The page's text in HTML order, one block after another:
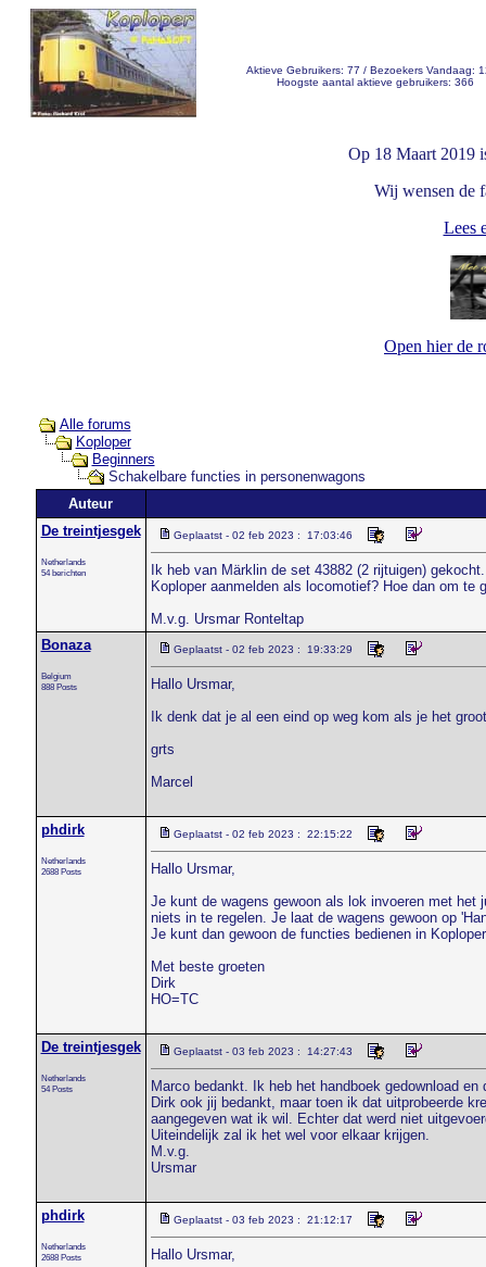
Aktieve Gebruikers: 77 / Bezoekers Vandaag:
Hoogste aantal aktieve gebruikers: 366
Op 18 Maart 2019
Wij wensen de
Lees
Open hier de
Alle forums
Koploper
Beginners
Schakelbare functies in personenwagons
Auteur
De treintjesgek
Netherlands
54 berichten
Geplaatst - 02 feb 2023 : 17:03:46
Ik heb van Märklin de set 43882 (2 rijtuigen)
Koploper aanmelden als locomotief? Hoe dan om te
M.v.g. Ursmar Ronteltap
Bonaza
Belgium
888 Posts
Geplaatst - 02 feb 2023 : 19:33:29
Hallo Ursmar,
Ik denk dat je al een eind op weg kom als je het
grts
Marcel
phdirk
Netherlands
2688 Posts
Geplaatst - 02 feb 2023 : 22:15:22
Hallo Ursmar,
Je kunt de wagens gewoon als lok invoeren met het
niets in te regelen. Je laat de wagens gewoon op
Je kunt dan gewoon de functies bedienen in
Met beste groeten
Dirk
HO=TC
De treintjesgek
Netherlands
54 Posts
Geplaatst - 03 feb 2023 : 14:27:43
Marco bedankt. Ik heb het handboek gedownload en
Dirk ook jij bedankt, maar toen ik dat uitprobeerde
aangegeven wat ik wil. Echter dat werd niet
Uiteindelijk zal ik het wel voor elkaar krijgen.
M.v.g.
Ursmar
phdirk
Netherlands
2688 Posts
Geplaatst - 03 feb 2023 : 21:12:17
Hallo Ursmar,